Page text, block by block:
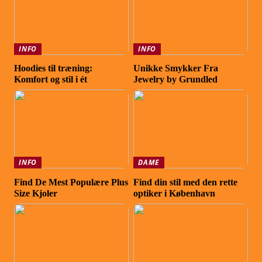
INFO
Hoodies til træning:
Komfort og stil i ét
INFO
Unikke Smykker Fra
Jewelry by Grundled
INFO
Find De Mest Populære Plus
Size Kjoler
DAME
Find din stil med den rette
optiker i København